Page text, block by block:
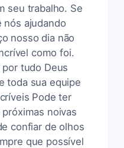
seu trabalho. Se
nós ajudando
nosso dia não
como foi.
tudo Deus
toda sua equipe
Pode ter
noivas
confiar de olhos
que possível